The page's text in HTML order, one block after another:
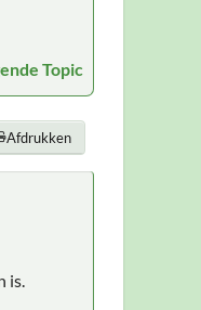
Topic
Afdrukken
is.